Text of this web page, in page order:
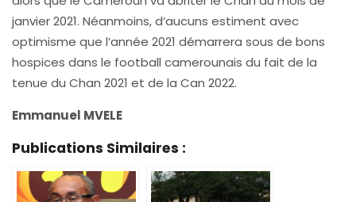
janvier 2021. Néanmoins, d’aucuns estiment avec
optimisme que l’année 2021 démarrera sous de bons
hospices dans le football camerounais du fait de la
tenue du Chan 2021 et de la Can 2022.
Emmanuel MVELE
Publications Similaires :